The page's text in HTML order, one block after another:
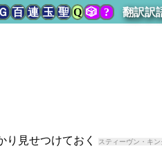
百 連 玉 聖 Q 🎲? 翻訳訳
り見せつけておく スティーヴン・キ